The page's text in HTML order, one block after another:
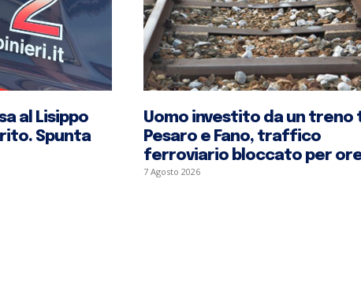
al Lisippo
Spunta
Uomo investito da un treno
Pesaro e Fano, traffico
ferroviario bloccato per
7 Agosto 2026